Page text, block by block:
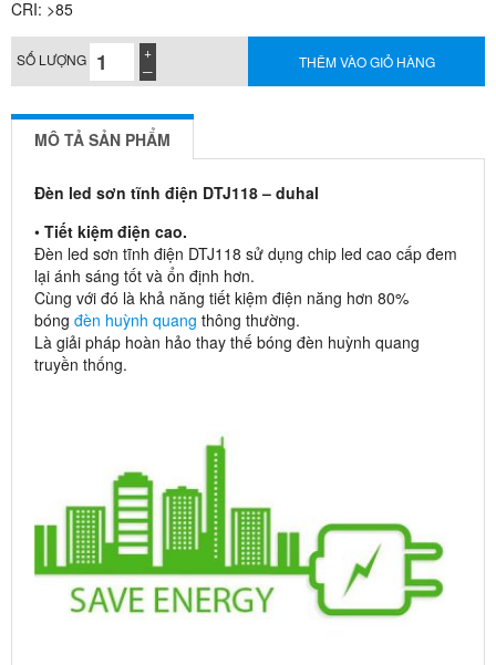
CRI: >85
SỐ LƯỢNG THÊM VÀO GIỎ HÀNG
MÔ TẢ SẢN PHẨM
Đèn led sơn tĩnh điện DTJ118 – duhal
• Tiết kiệm điện cao.
Đèn led sơn tĩnh điện DTJ118 sử dụng chip led cao cấp đem
lại ánh sáng tốt và ổn định hơn.
Cùng với đó là khả năng tiết kiệm điện năng hơn 80%
bóng đèn huỳnh quang thông thường.
Là giải pháp hoàn hảo thay thế bóng đèn huỳnh quang
truyền thống.